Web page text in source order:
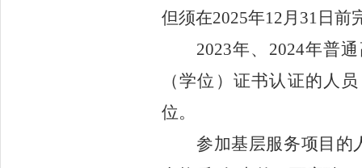
但须在2025年12月 31日前
2023年、2024年普
（学位）证书认证的人
位。
参加基层服务项目的